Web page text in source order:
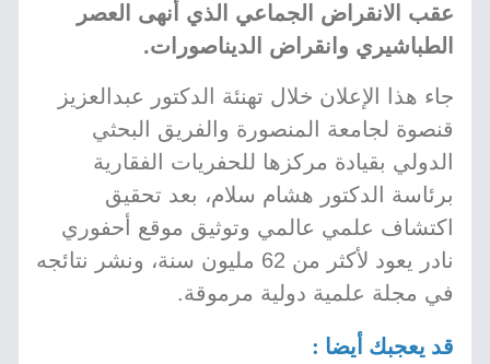
عقب الانقراض الجماعي الذي أنهى العصر
الطباشيري وانقراض الديناصورات.
جاء هذا الإعلان خلال تهنئة الدكتور عبدالعزيز
قنصوة لجامعة المنصورة والفريق البحثي
الدولي بقيادة مركزها للحفريات الفقارية
برئاسة الدكتور هشام سلام، بعد تحقيق
اكتشاف علمي عالمي وتوثيق موقع أحفوري
نادر يعود لأكثر من 62 مليون سنة، ونشر نتائجه
في مجلة علمية دولية مرموقة.
قد يعجبك أيضا :